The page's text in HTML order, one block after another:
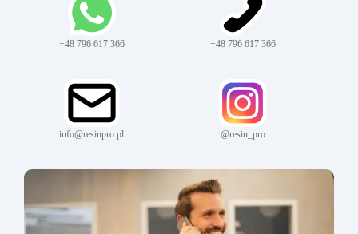
+48 796 617 366 +48 796 617 366
info@resinpro.pl @resin_pro